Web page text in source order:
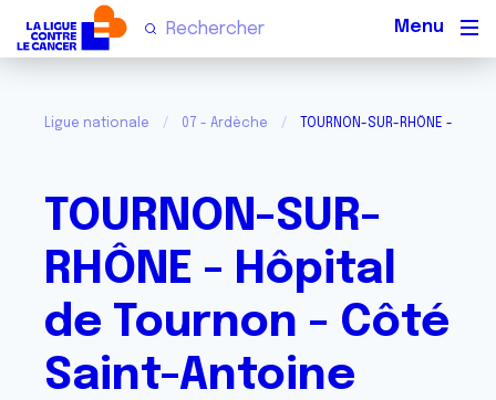
Ligue nationale 07 - Ardèche TOURNON-SUR-RHÔNE -
TOURNON-SUR-
RHÔNE - Hôpital
de Tournon - Côté
Saint-Antoine